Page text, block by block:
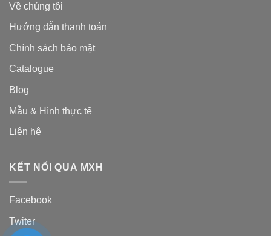
Về chúng tôi
Hướng dẫn thanh toán
Chính sách bảo mật
Catalogue
Blog
Mẫu & Hình thực tế
Liên hệ
KẾT NỐI QUA MXH
Facebook
Twiter